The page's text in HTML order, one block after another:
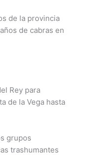
de la provincia
de cabras en
Rey para
de la Vega hasta
grupos
trashumantes